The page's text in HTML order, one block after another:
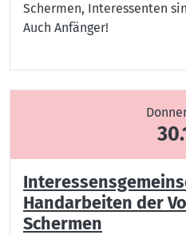
Schermen, Interessenten
Auch Anfänger!
Handarbeiten der
Schermen